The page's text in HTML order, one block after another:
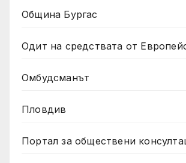
Община Бургас
Одит на средствата от
Омбудсманът
Пловдив
Портал за обществени